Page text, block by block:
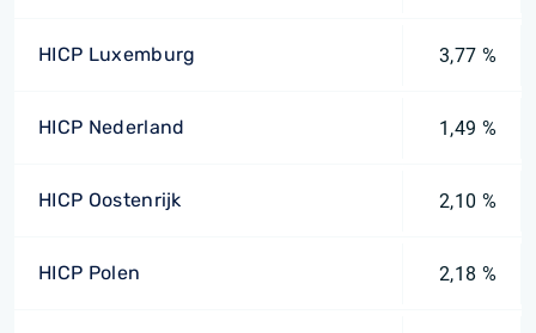
HICP Luxemburg 3,77 %
HICP Nederland 1,49 %
HICP Oostenrijk 2,10 %
HICP Polen 2,18 %